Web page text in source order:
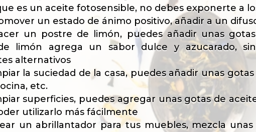
es un aceite fotosensible, no debes exponerte a
un estado de ánimo positivo, añadir a un
un postre de limón, puedes añadir unas
limón agrega un sabor dulce y azucarado,
alternativos
la suciedad de la casa, puedes añadir unas
etc.
superficies, puedes agregar unas gotas de
utilizarlo más fácilmente
un abrillantador para tus muebles, mezcla